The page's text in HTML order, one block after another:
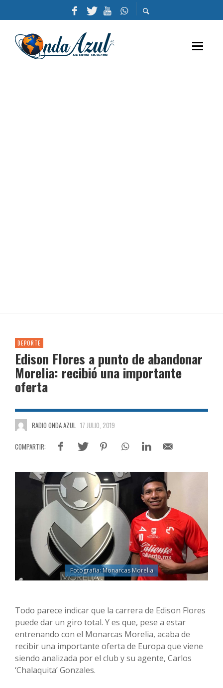
DEPORTE
Edison Flores a punto de abandonar
Morelia: recibió una importante
oferta
RADIO ONDA AZUL 17 JULIO, 2019
Fotografia: Monarcas Morelia
Todo parece indicar que la carrera de Edison Flores
puede dar un giro total. Y es que, pese a estar
entrenando con el Monarcas Morelia, acaba de
recibir una importante oferta de Europa que viene
siendo analizada por el club y su agente, Carlos
‘Chalaquita’ Gonzales.